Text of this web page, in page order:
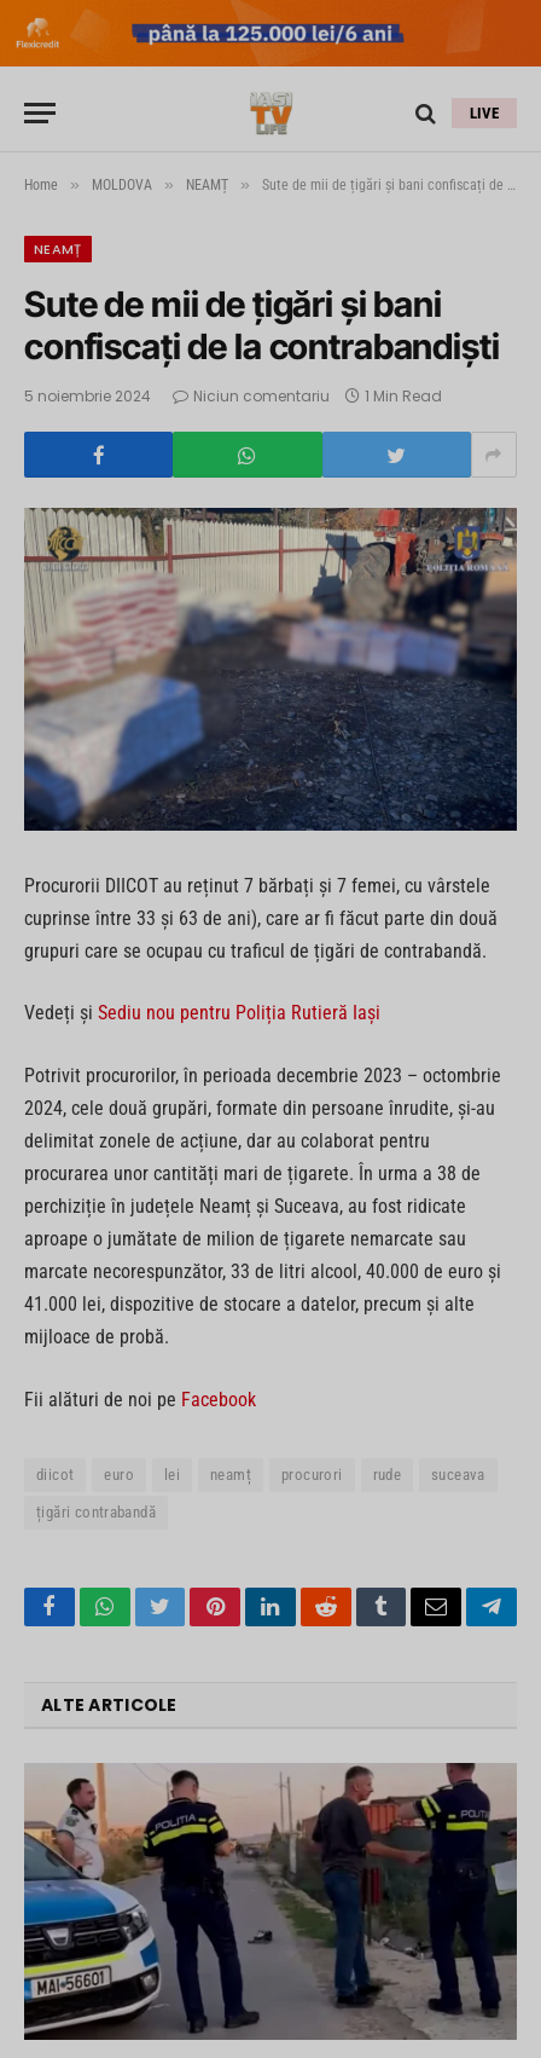
LIVE
Home » MOLDOVA » NEAMȚ » Sute de mii de țigări și bani confiscați de la contrabandiști
NEAMȚ
Sute de mii de țigări și bani
confiscați de la contrabandiști
5 noiembrie 2024 Niciun comentariu 1 Min Read
Procurorii DIICOT au reținut 7 bărbați și 7 femei, cu vârstele
cuprinse între 33 și 63 de ani), care ar fi făcut parte din două
grupuri care se ocupau cu traficul de țigări de contrabandă.
Vedeți și Sediu nou pentru Poliția Rutieră Iași
Potrivit procurorilor, în perioada decembrie 2023 – octombrie
2024, cele două grupări, formate din persoane înrudite, și-au
delimitat zonele de acțiune, dar au colaborat pentru
procurarea unor cantități mari de țigarete. În urma a 38 de
perchiziție în județele Neamț și Suceava, au fost ridicate
aproape o jumătate de milion de țigarete nemarcate sau
marcate necorespunzător, 33 de litri alcool, 40.000 de euro și
41.000 lei, dispozitive de stocare a datelor, precum și alte
mijloace de probă.
Fii alături de noi pe Facebook
diicot euro lei neamț procurori rude suceava
țigări contrabandă
FacebookWhatsApp
TwitterPinterestLinkedInRedditTumblrEmail
ALTE ARTICOLE